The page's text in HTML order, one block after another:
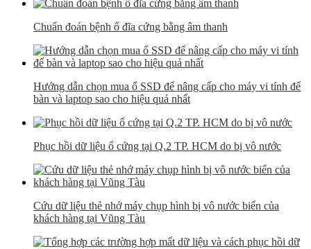
Chuẩn đoán bệnh ổ đĩa cứng bằng âm thanh
Hướng dẫn chọn mua ổ SSD để nâng cấp cho máy vi tính để
bàn và laptop sao cho hiệu quả nhất
Phục hồi dữ liệu ổ cứng tại Q.2 TP. HCM do bị vô nước
Cứu dữ liệu thẻ nhớ máy chụp hình bị vô nước biển của
khách hàng tại Vũng Tàu